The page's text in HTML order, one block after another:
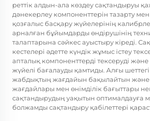
реттік алдын-ала көздеу сақтандыруы
дәнекерлеу компоненттерін тазарту мен
қозғалыс басқару жүйелерінің
арналған бұйымдарды өндірушінің
талаптарына сәйкес ауыстыру кіреді.
кестелері әдетте күндік жұмыс істеу
апталық компоненттерді тексеруді және
жүйелі бағалауды қамтиды. Алғы
жабдықтың жағдайын бақылайтын
жағдайлары мен өнімділік бағыттары
сақтандырудың уақытын оптималдауға
болжамды сақтандыру қабілеттері